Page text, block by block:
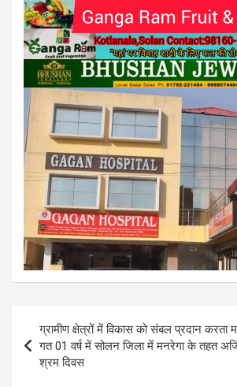
navigation
ग्रामीण क्षेत्रों में विकास को संबल प्रदान करता
गत 01 वर्ष में सोलन जिला में मनरेगा के तहत
श्रम दिवस